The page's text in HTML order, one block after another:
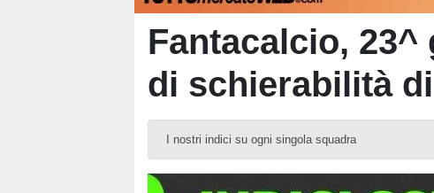
Fantacalcio,
di schierabilità
I nostri indici su ogni singola squadra